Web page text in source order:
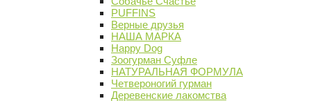
PUFFINS
Верные друзья
НАША МАРКА
Happy Dog
Зоогурман Суфле
НАТУРАЛЬНАЯ ФОРМУЛА
Четвероногий гурман
Деревенские лакомства